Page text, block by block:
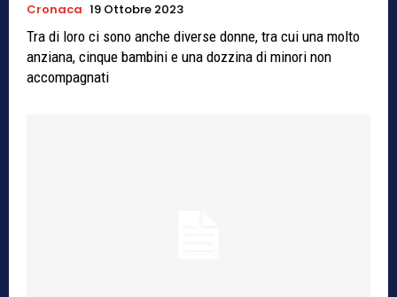
Cronaca 19 Ottobre 2023
Tra di loro ci sono anche diverse donne, tra cui una molto
anziana, cinque bambini e una dozzina di minori non
accompagnati